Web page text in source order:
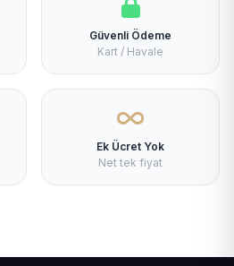
Güvenli Ödeme
Kart / Havale
Ek Ücret Yok
Net tek fiyat